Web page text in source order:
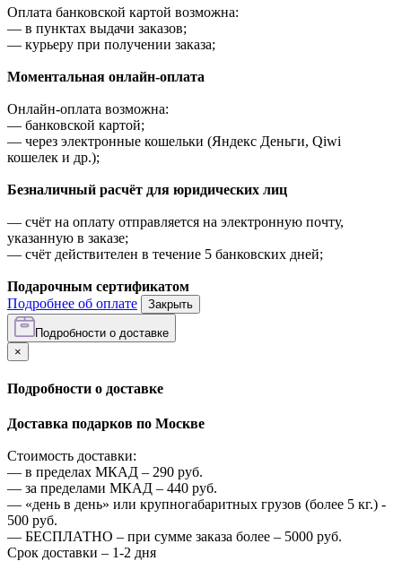
Оплата банковской картой возможна:
— в пунктах выдачи заказов;
— курьеру при получении заказа;
Моментальная онлайн-оплата
Онлайн-оплата возможна:
— банковской картой;
— через электронные кошельки (Яндекс Деньги, Qiwi
кошелек и др.);
Безналичный расчёт для юридических лиц
— счёт на оплату отправляется на электронную почту,
указанную в заказе;
— счёт действителен в течение 5 банковских дней;
Подарочным сертификатом
Подробнее об оплате
Закрыть
Подробности о доставке
×
Подробности о доставке
Доставка подарков по Москве
Стоимость доставки:
— в пределах МКАД – 290 руб.
— за пределами МКАД – 440 руб.
— «день в день» или крупногабаритных грузов (более 5 кг.) -
500 руб.
— БЕСПЛАТНО – при сумме заказа более – 5000 руб.
Срок доставки – 1-2 дня